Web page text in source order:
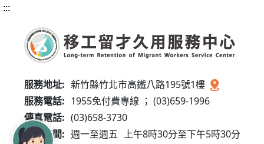
:::
服務地址: 新竹縣竹北市高鐵八路195號1樓
服務電話: 1955免付費專線 ； (03)659-1996
傳真電話: (03)658-3730
服務時間: 週一至週五 上午8時30分至下午5時30分